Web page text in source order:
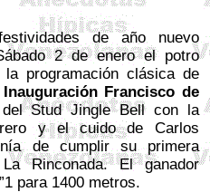
de año nuevo
2 de enero el potro
programación clásica de
Inauguración Francisco de
delStudJingleBellcon la
y el cuido de Carlos
de cumplir su primera
La Rinconada. Elganador
para 1400 metros.